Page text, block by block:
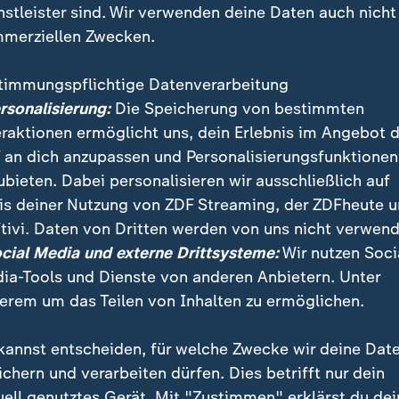
Sicherheitskonferenz sind die Blicke auf die US-
die USA zur NATO? Zum Auftakt ging es aber
sind. Wir verwenden deine Daten auch nicht
Zwecken.
Datenverarbeitung
Die Speicherung von bestimmten
ermöglicht uns, dein Erlebnis im Angebot
an dich anzupassen und Personalisierungsfunktionen
Dabei personalisieren wir ausschließlich auf
deiner Nutzung von ZDF Streaming, der ZDFheute
Daten von Dritten werden von uns nicht
Media und externe Drittsysteme:Wir nutzen
Tools und Dienste von anderen Anbietern. Unter
um das Teilen von Inhalten zu ermöglichen.
entscheiden, für welche Zwecke wir deine
und verarbeiten dürfen. Dies betrifft nur dein